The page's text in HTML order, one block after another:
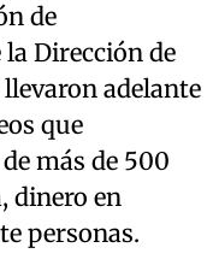
de
Dirección de
adelante
que
más de 500
dinero en
personas.